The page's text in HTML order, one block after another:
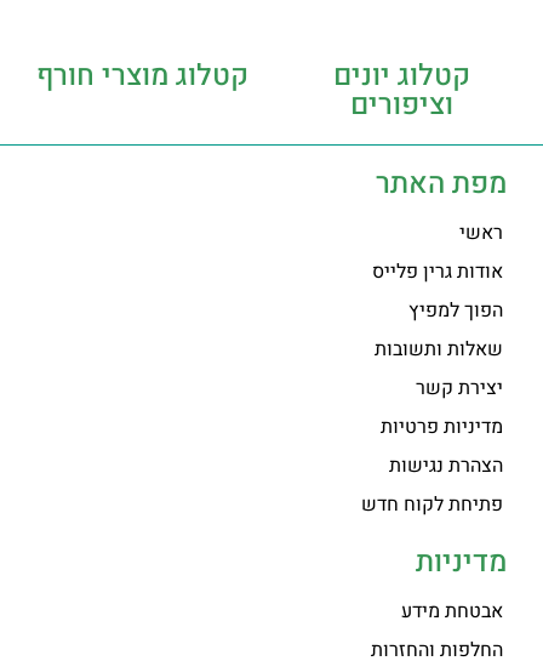
קטלוג יונים
וציפורים
קטלוג מוצרי חורף
מפת האתר
ראשי
אודות גרין פלייס
הפוך למפיץ
שאלות ותשובות
יצירת קשר
מדיניות פרטיות
הצהרת נגישות
פתיחת לקוח חדש
מדיניות
אבטחת מידע
החלפות והחזרות